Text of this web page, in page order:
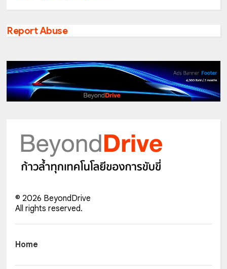
Report Abuse
© 2026 BeyondDrive
All rights reserved.
Home